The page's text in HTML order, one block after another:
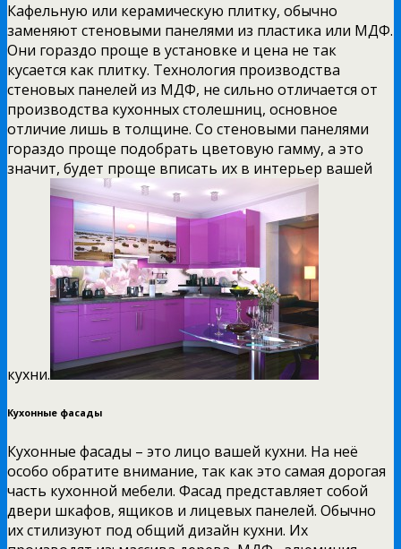
Кафельную или керамическую плитку, обычно
заменяют стеновыми панелями из пластика или МДФ.
Они гораздо проще в установке и цена не так
кусается как плитку. Технология производства
стеновых панелей из МДФ, не сильно отличается от
производства кухонных столешниц, основное
отличие лишь в толщине. Со стеновыми панелями
гораздо проще подобрать цветовую гамму, а это
значит, будет проще вписать их в интерьер вашей
кухни.
Кухонные фасады
Кухонные фасады – это лицо вашей кухни. На неё
особо обратите внимание, так как это самая дорогая
часть кухонной мебели. Фасад представляет собой
двери шкафов, ящиков и лицевых панелей. Обычно
их стилизуют под общий дизайн кухни. Их